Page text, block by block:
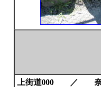
上街道000 ／ 奈良